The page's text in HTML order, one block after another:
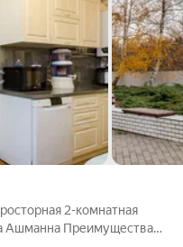
2-комнатная